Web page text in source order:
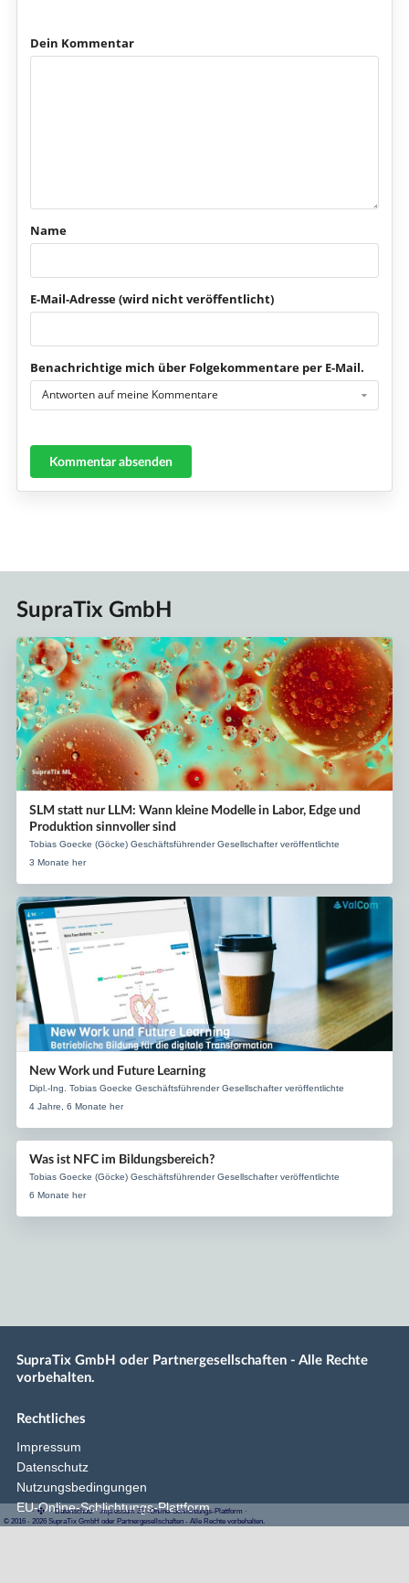
Dein Kommentar
Name
E-Mail-Adresse (wird nicht veröffentlicht)
Benachrichtige mich über Folgekommentare per E-Mail.
Antworten auf meine Kommentare
Kommentar absenden
SupraTix GmbH
SLM statt nur LLM: Wann kleine Modelle in Labor, Edge und
Produktion sinnvoller sind
Tobias Goecke (Göcke) Geschäftsführender Gesellschafter veröffentlichte
3 Monate her
New Work und Future Learning
Dipl.-Ing. Tobias Goecke Geschäftsführender Gesellschafter veröffentlichte
4 Jahre, 6 Monate her
Was ist NFC im Bildungsbereich?
Tobias Goecke (Göcke) Geschäftsführender Gesellschafter veröffentlichte
6 Monate her
SupraTix GmbH oder Partnergesellschaften - Alle Rechte
vorbehalten.
Rechtliches
Impressum
Datenschutz
Nutzungsbedingungen
EU-Online-Schlichtungs-Plattform
· · ·Datenschutz·Impressum EU-Online-Schlichtungs-Plattform ·
© 2016 - 2026 SupraTix GmbH oder Partnergesellschaften - Alle Rechte vorbehalten.